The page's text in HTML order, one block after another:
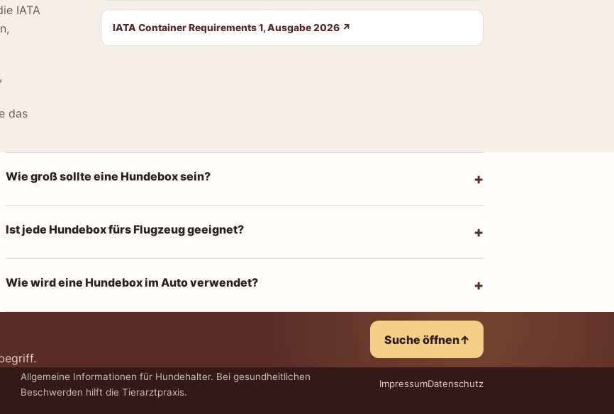
IATA
das
IATA Container Requirements 1, Ausgabe 2026 ↗
Wie groß sollte eine Hundebox sein?
Ist jede Hundebox fürs Flugzeug geeignet?
Wie wird eine Hundebox im Auto verwendet?
Suche öffnen↑
Allgemeine Informationen für Hundehalter. Bei gesundheitlichen
Beschwerden hilft die Tierarztpraxis.
ImpressumDatenschutz